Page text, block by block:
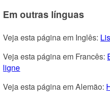
Em outras línguas
Veja esta página em Inglês:
Veja esta página em Francês:
ligne
Veja esta página em Alemão: